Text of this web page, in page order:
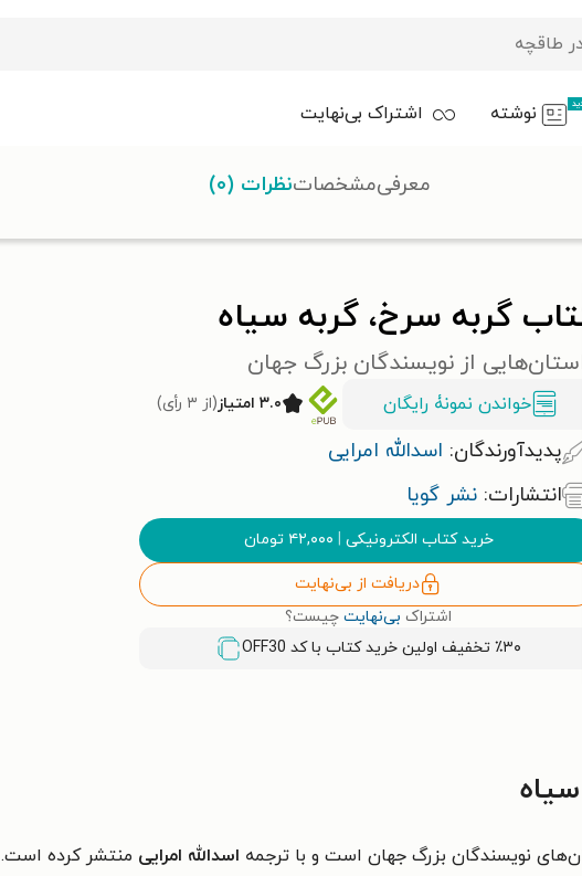
نوشته اشتراک بی‌نهایت
گربه سرخ، گربه سیاه
از نویسندگان بزرگ جهان
خواندن نمونۀ رایگان ۳.۰ امتیاز (از ۳ رأی)
پدیدآورندگان: اسدالله امرایی
انتشارات: نشر گویا
خرید کتاب الکترونیکی | ۴۲,۰۰۰ تومان
دریافت از بی‌نهایت
اشتراک بی‌نهایت چیست؟
٪۳۰ تخفیف اولین خرید کتاب با کد
OFF30
معرفیمشخصاتنظرات (۰)
نویسندگان بزرگ جهان است و با ترجمه اسدالله امرایی منتشر کرده است.